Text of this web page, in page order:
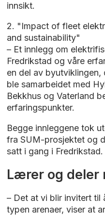
innsikt.
2. "Impact of fleet
and sustainability"
– Et innlegg om
Fredrikstad og våre
en del av byutviklingen,
ble samarbeidet med
Bekkhus og Vaterland
erfaringspunkter.
Begge innleggene tok
fra SUM-prosjektet og
satt i gang i Fredrikstad.
Lærer og deler
– Det at vi blir invitert til
typen arenaer, viser at